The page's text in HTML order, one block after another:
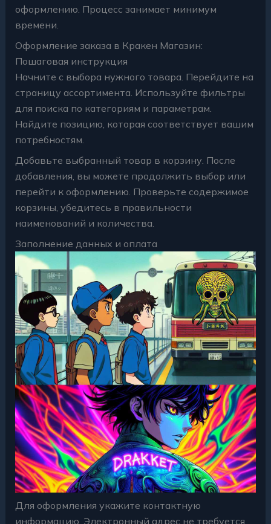
оформлению. Процесс занимает минимум
времени.
Оформление заказа в Кракен Магазин:
Пошаговая инструкция
Начните с выбора нужного товара. Перейдите на
страницу ассортимента. Используйте фильтры
для поиска по категориям и параметрам.
Найдите позицию, которая соответствует вашим
потребностям.
Добавьте выбранный товар в корзину. После
добавления, вы можете продолжить выбор или
перейти к оформлению. Проверьте содержимое
корзины, убедитесь в правильности
наименований и количества.
Заполнение данных и оплата
Для оформления укажите контактную
информацию. Электронный адрес не требуется.